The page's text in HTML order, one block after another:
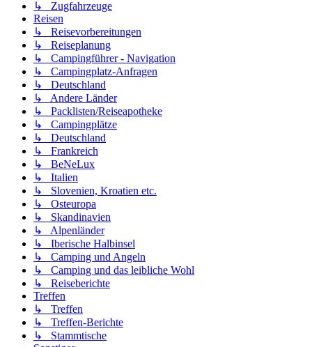
↳ Zugfahrzeuge
Reisen
↳ Reisevorbereitungen
↳ Reiseplanung
↳ Campingführer - Navigation
↳ Campingplatz-Anfragen
↳ Deutschland
↳ Andere Länder
↳ Packlisten/Reiseapotheke
↳ Campingplätze
↳ Deutschland
↳ Frankreich
↳ BeNeLux
↳ Italien
↳ Slovenien, Kroatien etc.
↳ Osteuropa
↳ Skandinavien
↳ Alpenländer
↳ Iberische Halbinsel
↳ Camping und Angeln
↳ Camping und das leibliche Wohl
↳ Reiseberichte
Treffen
↳ Treffen
↳ Treffen-Berichte
↳ Stammtische